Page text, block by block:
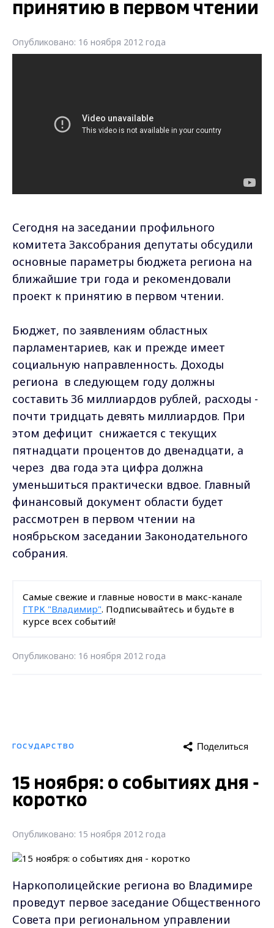
принятию в первом чтении
Опубликовано: 16 ноября 2012 года
Сегодня на заседании профильного
комитета Заксобрания депутаты обсудили
основные параметры бюджета региона на
ближайшие три года и рекомендовали
проект к принятию в первом чтении.
Бюджет, по заявлениям областных
парламентариев, как и прежде имеет
социальную направленность. Доходы
региона в следующем году должны
составить 36 миллиардов рублей, расходы -
почти тридцать девять миллиардов. При
этом дефицит снижается с текущих
пятнадцати процентов до двенадцати, а
через два года эта цифра должна
уменьшиться практически вдвое. Главный
финансовый документ области будет
рассмотрен в первом чтении на
ноябрьском заседании Законодательного
собрания.
Самые свежие и главные новости в макс-канале
ГТРК "Владимир". Подписывайтесь и будьте в
курсе всех событий!
Опубликовано: 16 ноября 2012 года
ГОСУДАРСТВО Поделиться
15 ноября: о событиях дня -
коротко
Опубликовано: 15 ноября 2012 года
Наркополицейские региона во Владимире
проведут первое заседание Общественного
Совета при региональном управлении